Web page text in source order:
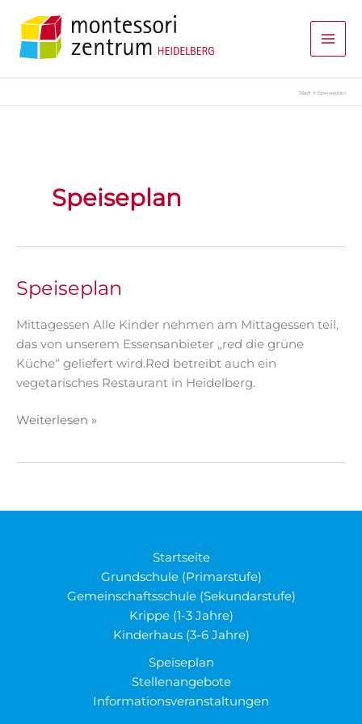
Inhalt
springen
Start Speiseplan
Speiseplan
Speiseplan
Mittagessen Alle Kinder nehmen am Mittagessen teil,
das von unserem Essensanbieter „red die grüne
Küche“ geliefert wird.Red betreibt auch ein
vegetarisches Restaurant in Heidelberg.
Speiseplan
Weiterlesen »
Startseite
Grundschule (Primarstufe)
Gemeinschaftsschule (Sekundarstufe)
Krippe (1-3 Jahre)
Kinderhaus (3-6 Jahre)
Speiseplan
Stellenangebote
Informationsveranstaltungen